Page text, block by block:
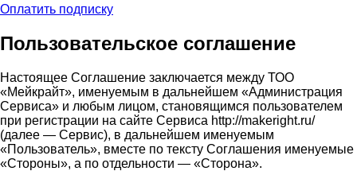
Оплатить подписку
Пользовательское соглашение
Настоящее Соглашение заключается между ТОО
«Мейкрайт», именуемым в дальнейшем «Администрация
Сервиса» и любым лицом, становящимся пользователем
при регистрации на сайте Сервиса http://makeright.ru/
(далее — Сервис), в дальнейшем именуемым
«Пользователь», вместе по тексту Соглашения именуемые
«Стороны», а по отдельности — «Сторона».